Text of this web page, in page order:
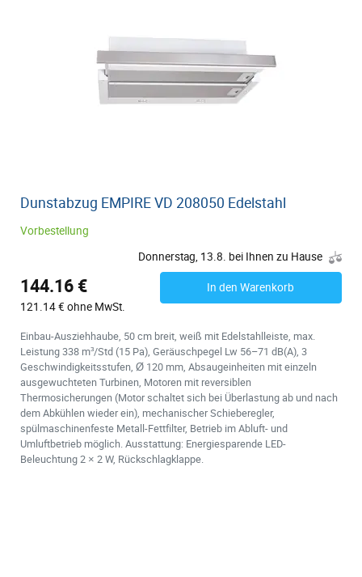
Dunstabzug EMPIRE VD 208050 Edelstahl
Vorbestellung
Donnerstag, 13.8. bei Ihnen zu Hause
144.16 €
121.14 € ohne MwSt.
In den Warenkorb
Einbau-Ausziehhaube, 50 cm breit, weiß mit Edelstahlleiste, max.
Leistung 338 m³/Std (15 Pa), Geräuschpegel Lw 56–71 dB(A), 3
Geschwindigkeitsstufen, Ø 120 mm, Absaugeinheiten mit einzeln
ausgewuchteten Turbinen, Motoren mit reversiblen
Thermosicherungen (Motor schaltet sich bei Überlastung ab und nach
dem Abkühlen wieder ein), mechanischer Schieberegler,
spülmaschinenfeste Metall-Fettfilter, Betrieb im Abluft- und
Umluftbetrieb möglich. Ausstattung: Energiesparende LED-
Beleuchtung 2 × 2 W, Rückschlagklappe.